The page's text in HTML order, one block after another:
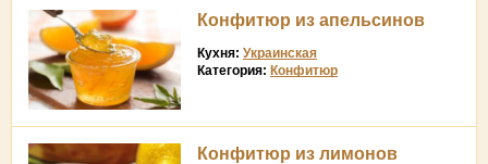
Конфитюр из апельсинов
Кухня: Украинская
Категория: Конфитюр
Конфитюр из лимонов